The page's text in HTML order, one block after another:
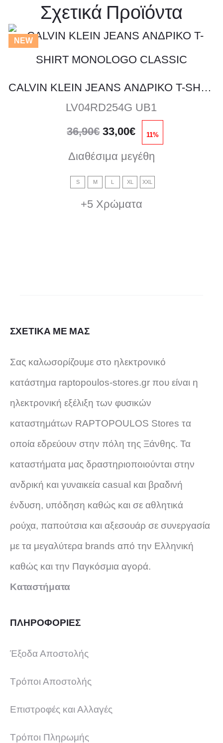
Σχετικά Προϊόντα
NEW
Αυτό
το
προϊόν
CALVIN KLEIN JEANS ΑΝΔΡΙΚΟ T-SHIRT MONOLOGO CLASSIC
LV04RD254G UB1
36,90€ Original
was:
33,00€Η
τρέχουσα
τιμή
33,00€.
11%
Διαθέσιμα μεγέθη
S M L XL XXL
+5 Χρώματα
ΣΧΕΤΙΚΑ ΜΕ ΜΑΣ
Σας καλωσορίζουμε στο ηλεκτρονικό
κατάστημα raptopoulos-stores.gr που είναι η
ηλεκτρονική εξέλιξη των φυσικών
καταστημάτων RAPTOPOULOS Stores τα
οποία εδρεύουν στην πόλη της Ξάνθης. Τα
καταστήματα μας δραστηριοποιούνται στην
ανδρική και γυναικεία casual και βραδινή
ένδυση, υπόδηση καθώς και σε αθλητικά
ρούχα, παπούτσια και αξεσουάρ σε συνεργασία
με τα μεγαλύτερα brands από την Ελληνική
καθώς και την Παγκόσμια αγορά.
Καταστήματα
ΠΛΗΡΟΦΟΡΙΕΣ
Έξοδα Αποστολής
Τρόποι Αποστολής
Επιστροφές και Αλλαγές
Τρόποι Πληρωμής